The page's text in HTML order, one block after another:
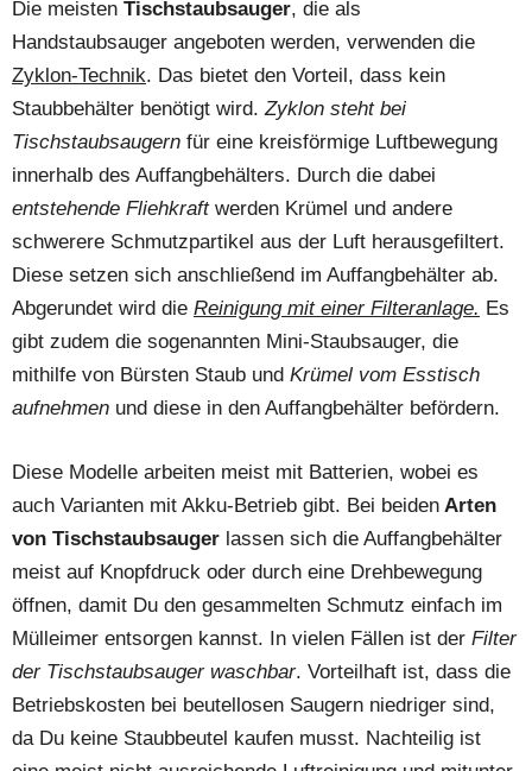
Die meisten Tischstaubsauger, die als
Handstaubsauger angeboten werden, verwenden die
Zyklon-Technik. Das bietet den Vorteil, dass kein
Staubbehälter benötigt wird.Zyklon steht bei
Tischstaubsaugern für eine kreisförmige Luftbewegung
innerhalb des Auffangbehälters. Durch die dabei
entstehende Fliehkraftwerden Krümel und andere
schwerere Schmutzpartikel aus der Luft herausgefiltert.
Diese setzen sich anschließend im Auffangbehälter ab.
Abgerundet wird die Reinigung mit einer Filteranlage. Es
gibt zudem die sogenannten Mini-Staubsauger, die
mithilfe von Bürsten Staub und Krümel vom Esstisch
aufnehmen und diese in den Auffangbehälter befördern.
Diese Modelle arbeiten meist mit Batterien, wobei es
auch Varianten mit Akku-Betrieb gibt. Bei beiden Arten
von Tischstaubsauger lassen sich die Auffangbehälter
meist auf Knopfdruck oder durch eine Drehbewegung
öffnen, damit Du den gesammelten Schmutz einfach im
Mülleimer entsorgen kannst. In vielen Fällen ist der Filter
der Tischstaubsauger waschbar. Vorteilhaft ist, dass die
Betriebskosten bei beutellosen Saugern niedriger sind,
da Du keine Staubbeutel kaufen musst. Nachteilig ist